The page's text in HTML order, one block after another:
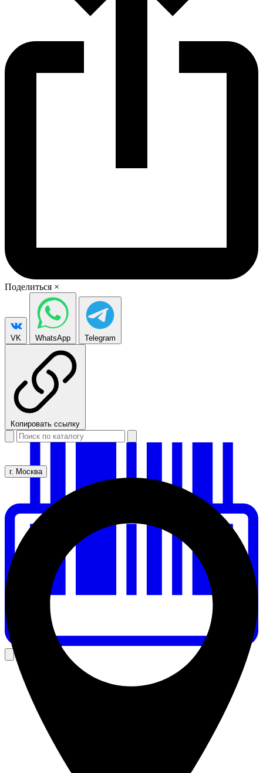
Поделиться ×
VK WhatsApp Telegram
Копировать ссылку